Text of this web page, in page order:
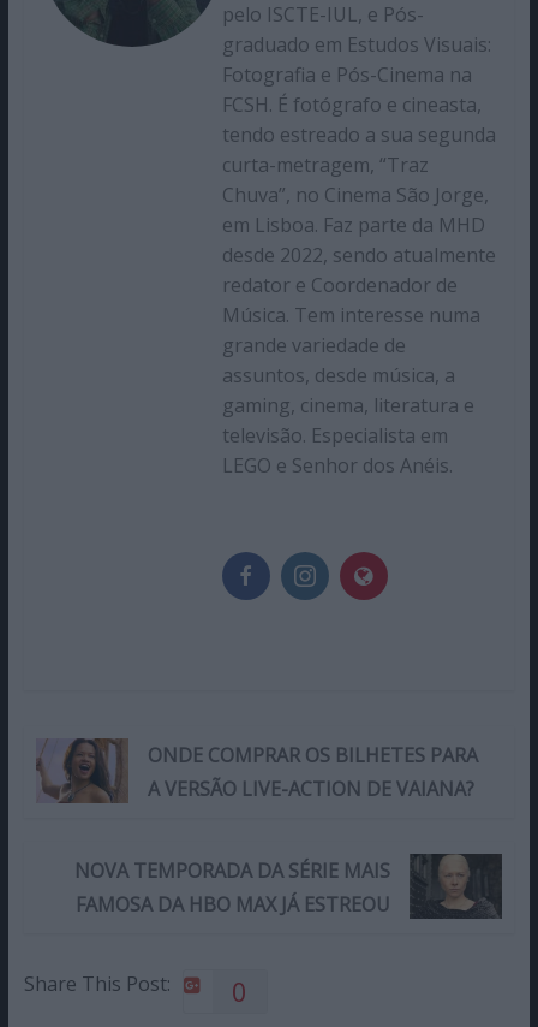
pelo ISCTE-IUL, e Pós-
graduado em Estudos Visuais:
Fotografia e Pós-Cinema na
FCSH. É fotógrafo e cineasta,
tendo estreado a sua segunda
curta-metragem, “Traz
Chuva”, no Cinema São Jorge,
em Lisboa. Faz parte da MHD
desde 2022, sendo atualmente
redator e Coordenador de
Música. Tem interesse numa
grande variedade de
assuntos, desde música, a
gaming, cinema, literatura e
televisão. Especialista em
LEGO e Senhor dos Anéis.
ONDE COMPRAR OS BILHETES PARA
A VERSÃO LIVE-ACTION DE VAIANA?
NOVA TEMPORADA DA SÉRIE MAIS
FAMOSA DA HBO MAX JÁ ESTREOU
Share This Post: 0